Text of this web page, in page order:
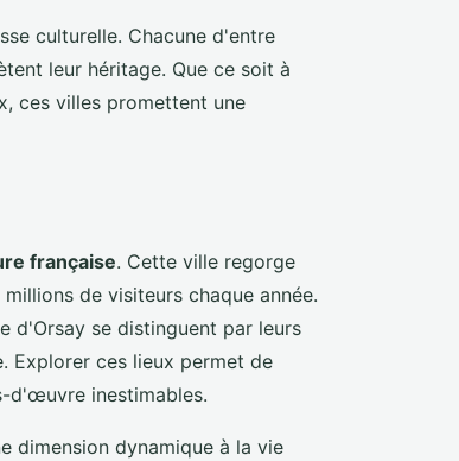
culturelle. Chacune d'entre
leur héritage. Que ce soit à
ces villes promettent une
française. Cette ville regorge
de visiteurs chaque année.
d'Orsay se distinguent par leurs
Explorer ces lieux permet de
d'œuvre inestimables.
dimension dynamique à la vie